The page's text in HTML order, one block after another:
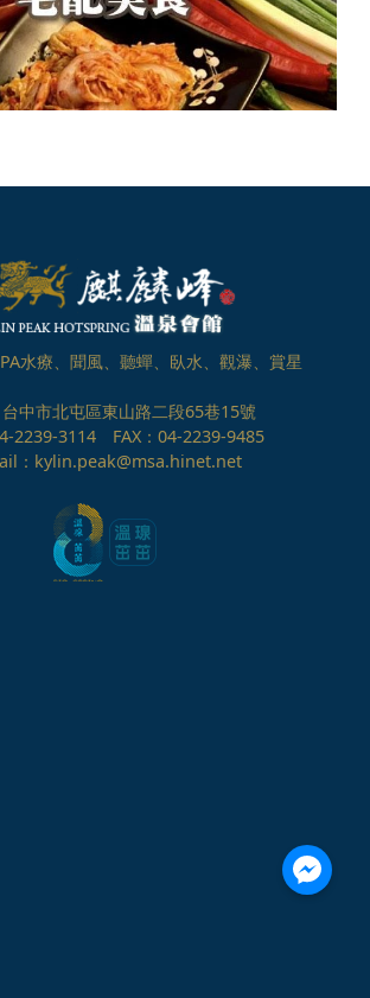
水療、聞風、聽蟬、臥水、觀瀑、賞星
中市北屯區東山路二段65巷15號
2239-3114 FAX：04-2239-9485
：kylin.peak@msa.hinet.net